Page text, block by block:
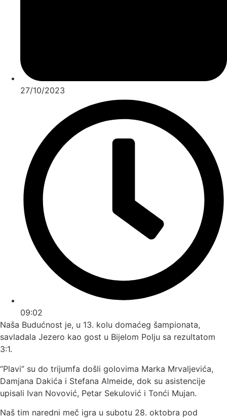
27/10/2023
09:02
Naša Budućnost je, u 13. kolu domaćeg šampionata,
savladala Jezero kao gost u Bijelom Polju sa rezultatom
3:1.
“Plavi” su do trijumfa došli golovima Marka Mrvaljevića,
Damjana Dakića i Stefana Almeide, dok su asistencije
upisali Ivan Novović, Petar Sekulović i Tonći Mujan.
Naš tim naredni meč igra u subotu 28. oktobra pod